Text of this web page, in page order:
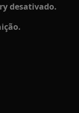
desativado.